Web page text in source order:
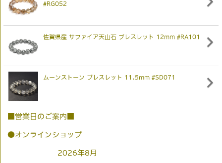
#RG052
佐賀県産 サファイア天山石 ブレスレット 12mm #RA101
ムーンストーン ブレスレット 11.5mm #SD071
■営業日のご案内■
●オンラインショップ
2026年8月